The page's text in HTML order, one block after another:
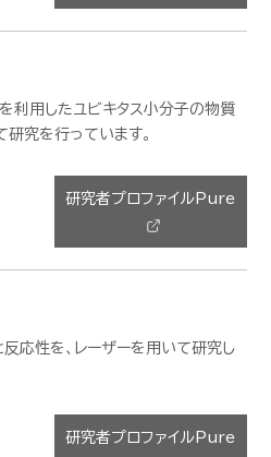
利用したユビキタス小分子の物質
研究を行っています。
研究者プロファイルPure
応性を、レーザーを用いて研究し
研究者プロファイルPure